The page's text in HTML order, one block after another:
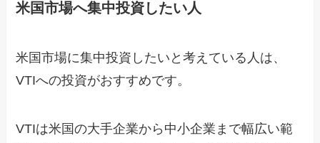
米国市場へ集中投資したい人
米国市場に集中投資したいと考えている人は、
VTIへの投資がおすすめです。
VTIは米国の大手企業から中小企業まで幅広い範